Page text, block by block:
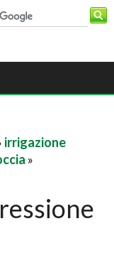
irrigazione
»